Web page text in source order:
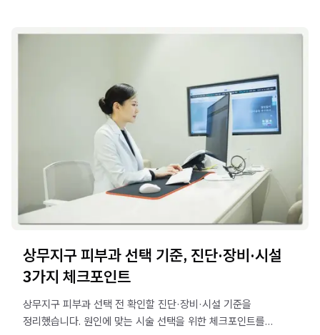
상무지구 피부과 선택 기준, 진단·장비·시설
3가지 체크포인트
상무지구 피부과 선택 전 확인할 진단·장비·시설 기준을
정리했습니다. 원인에 맞는 시술 선택을 위한 체크포인트를